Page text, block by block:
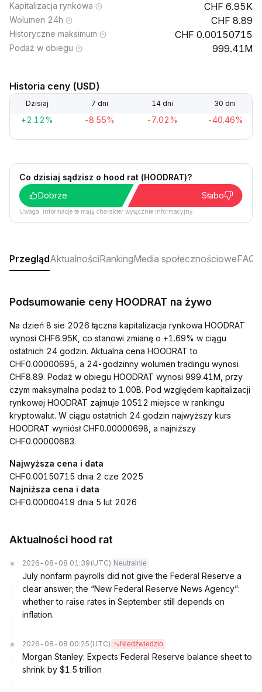
Kapitalizacja rynkowa 6.95K
Wolumen 24h 8.89
Historyczne maksimum 0.00150715
Podaż w obiegu 999.41M
Historia ceny (USD)
Dzisiaj 7 dni 14 dni 30 dni
+2.12% -8.55% -7.02% -40.46%
Co dzisiaj sądzisz o hood rat (HOODRAT)?
Dobrze
Słabo
Uwaga: Informacje te mają charakter wyłącznie informacyjny.
PrzeglądAktualnościRankingMedia społecznościoweFAQ
Podsumowanie ceny HOODRAT na żywo
Na dzień 8 sie 2026 łączna kapitalizacja rynkowa HOODRAT
wynosi CHF6.95K, co stanowi zmianę o +1.69% w ciągu
ostatnich 24 godzin. Aktualna cena HOODRAT to
CHF0.00000695, a 24-godzinny wolumen tradingu wynosi
CHF8.89. Podaż w obiegu HOODRAT wynosi 999.41M, przy
czym maksymalna podaż to 1.00B. Pod względem kapitalizacji
rynkowej HOODRAT zajmuje 10512 miejsce w rankingu
kryptowalut. W ciągu ostatnich 24 godzin najwyższy kurs
HOODRAT wyniósł CHF0.00000698, a najniższy
CHF0.00000683.
Najwyższa cena i data
CHF0.00150715 dnia 2 cze 2025
Najniższa cena i data
CHF0.00000419 dnia 5 lut 2026
Aktualności hood rat
2026-08-08 01:39 (UTC) Neutralnie
July nonfarm payrolls did not give the Federal Reserve a
clear answer; the “New Federal Reserve News Agency”:
whether to raise rates in September still depends on
inflation.
2026-08-08 00:25 (UTC) Niedźwiedzio
Morgan Stanley: Expects Federal Reserve balance sheet to
shrink by $1.5 trillion